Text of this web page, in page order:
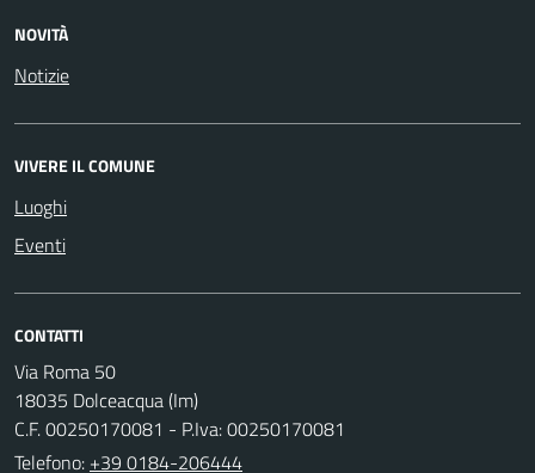
NOVITÀ
Notizie
VIVERE IL COMUNE
Luoghi
Eventi
CONTATTI
Via Roma 50
18035 Dolceacqua (Im)
C.F. 00250170081 - P.Iva: 00250170081
Telefono: +39 0184-206444